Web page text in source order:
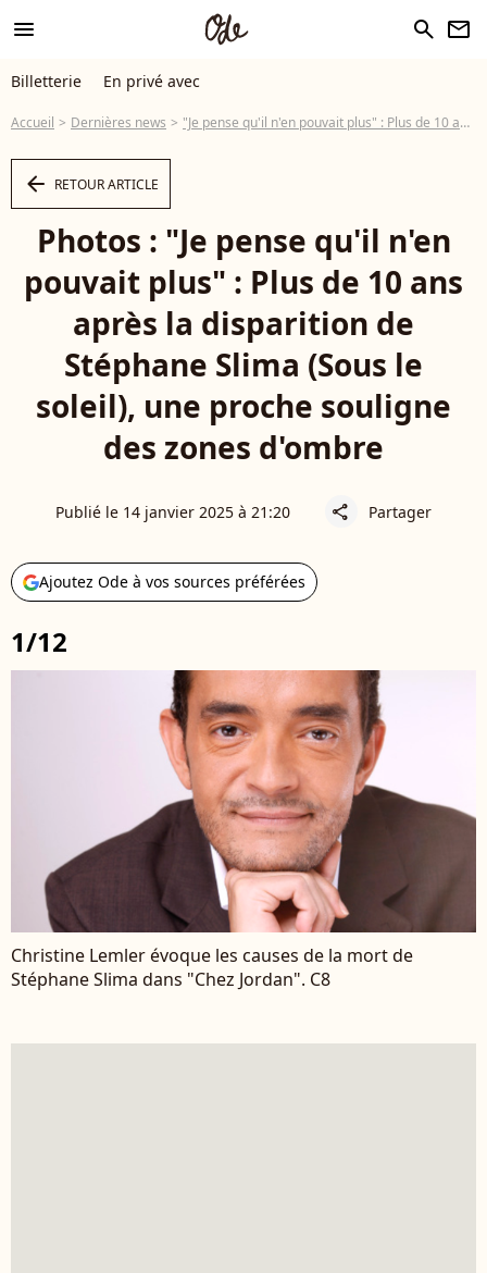
menu search newsletter
Billetterie En privé avec
Accueil Dernières news "Je pense qu'il n'en pouvait plus" : Plus de 10 ans après la disparition de Stéphane Slima (Sous le soleil), une proche souligne des zones d'ombre
arrow_left RETOUR ARTICLE
Photos : "Je pense qu'il n'en
pouvait plus" : Plus de 10 ans
après la disparition de
Stéphane Slima (Sous le
soleil), une proche souligne
des zones d'ombre
Publié le 14 janvier 2025 à 21:20 share Partager
Ajoutez Ode à vos sources préférées
1/12
Christine Lemler évoque les causes de la mort de
Stéphane Slima dans "Chez Jordan". C8